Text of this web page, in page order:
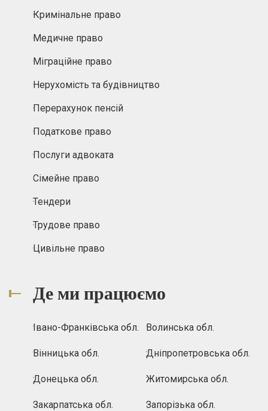
Кримінальне право
Медичне право
Міграційне право
Нерухомість та будівництво
Перерахунок пенсій
Податкове право
Послуги адвоката
Сімейне право
Тендери
Трудове право
Цивільне право
Де ми працюємо
Івано-Франківська обл. Волинська обл.
Вінницька обл. Дніпропетровська обл.
Донецька обл. Житомирська обл.
Закарпатська обл. Запорізька обл.